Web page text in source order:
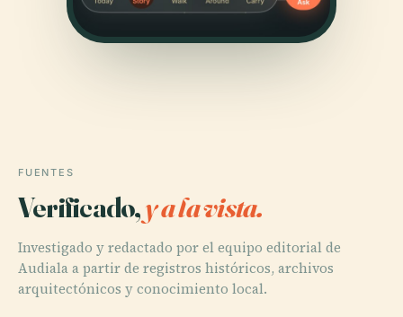
FUENTES
Verificado,y a la vista.
Investigado y redactado por el equipo editorial de
Audiala a partir de registros históricos, archivos
arquitectónicos y conocimiento local.